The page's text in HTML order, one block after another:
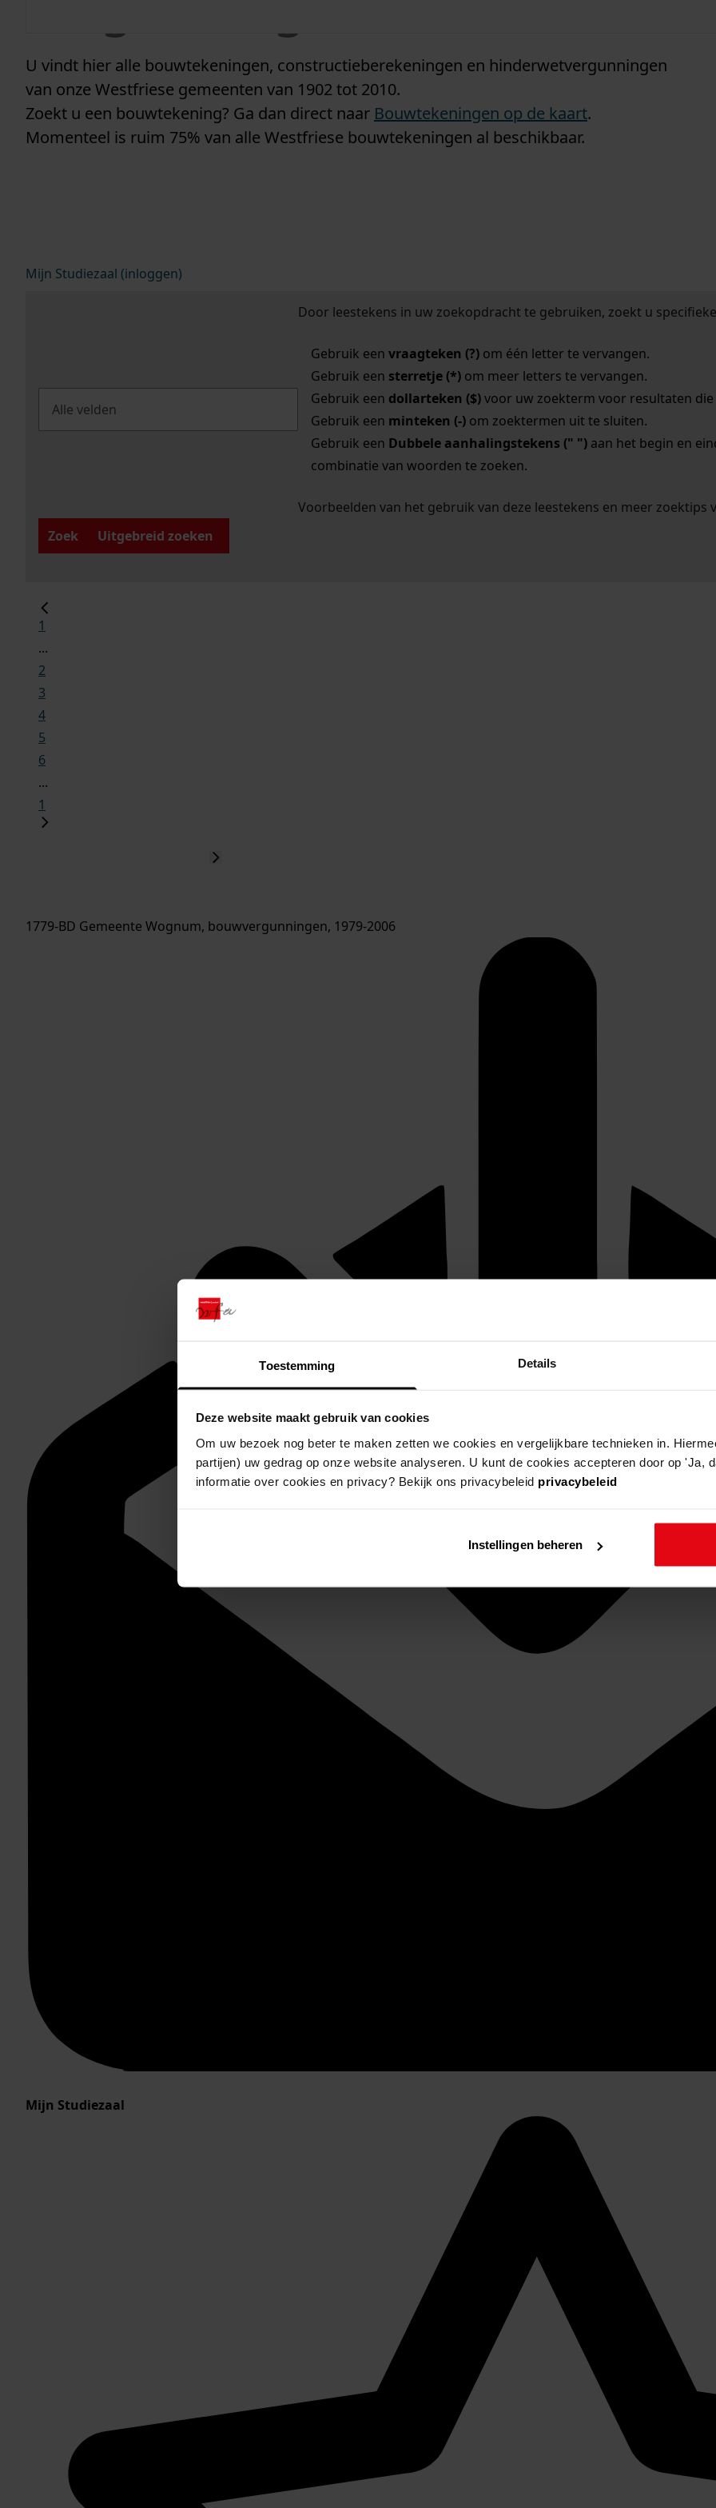
Toestemming Details
Deze website maakt gebruik van cookies
Om uw bezoek nog beter te maken zetten we cookies en vergelijkbare technieken in.
partijen) uw gedrag op onze website analyseren. U kunt de cookies accepteren door op 'Ja,
informatie over cookies en privacy? Bekijk ons privacybeleid privacybeleid
Instellingen beheren
U vindt hier alle bouwtekeningen, constructieberekeningen en hinderwetvergunningen
van onze Westfriese gemeenten van 1902 tot 2010.
Zoekt u een bouwtekening? Ga dan direct naar Bouwtekeningen op de kaart.
Momenteel is ruim 75% van alle Westfriese bouwtekeningen al beschikbaar.
Mijn Studiezaal (inloggen)
Door leestekens in uw zoekopdracht te gebruiken, zoekt u
Gebruik een vraagteken (?)om één letter te vervangen.
Gebruik een sterretje (*)om meer letters te vervangen.
Gebruik een dollarteken ($)voor uw zoekterm voor resultaten die
Gebruik een minteken (-)om zoektermen uit te sluiten.
Gebruik een Dubbele aanhalingstekens (" ")aan het begin en
combinatie van woorden te zoeken.
Voorbeelden van het gebruik van deze leestekens en meer zoektips
Zoek
Uitgebreid zoeken
1
...
2
3
4
5
6
...
1
1779-BD Gemeente Wognum, bouwvergunningen, 1979-2006
Mijn Studiezaal